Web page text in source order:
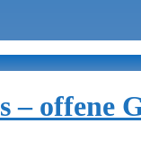
– offene